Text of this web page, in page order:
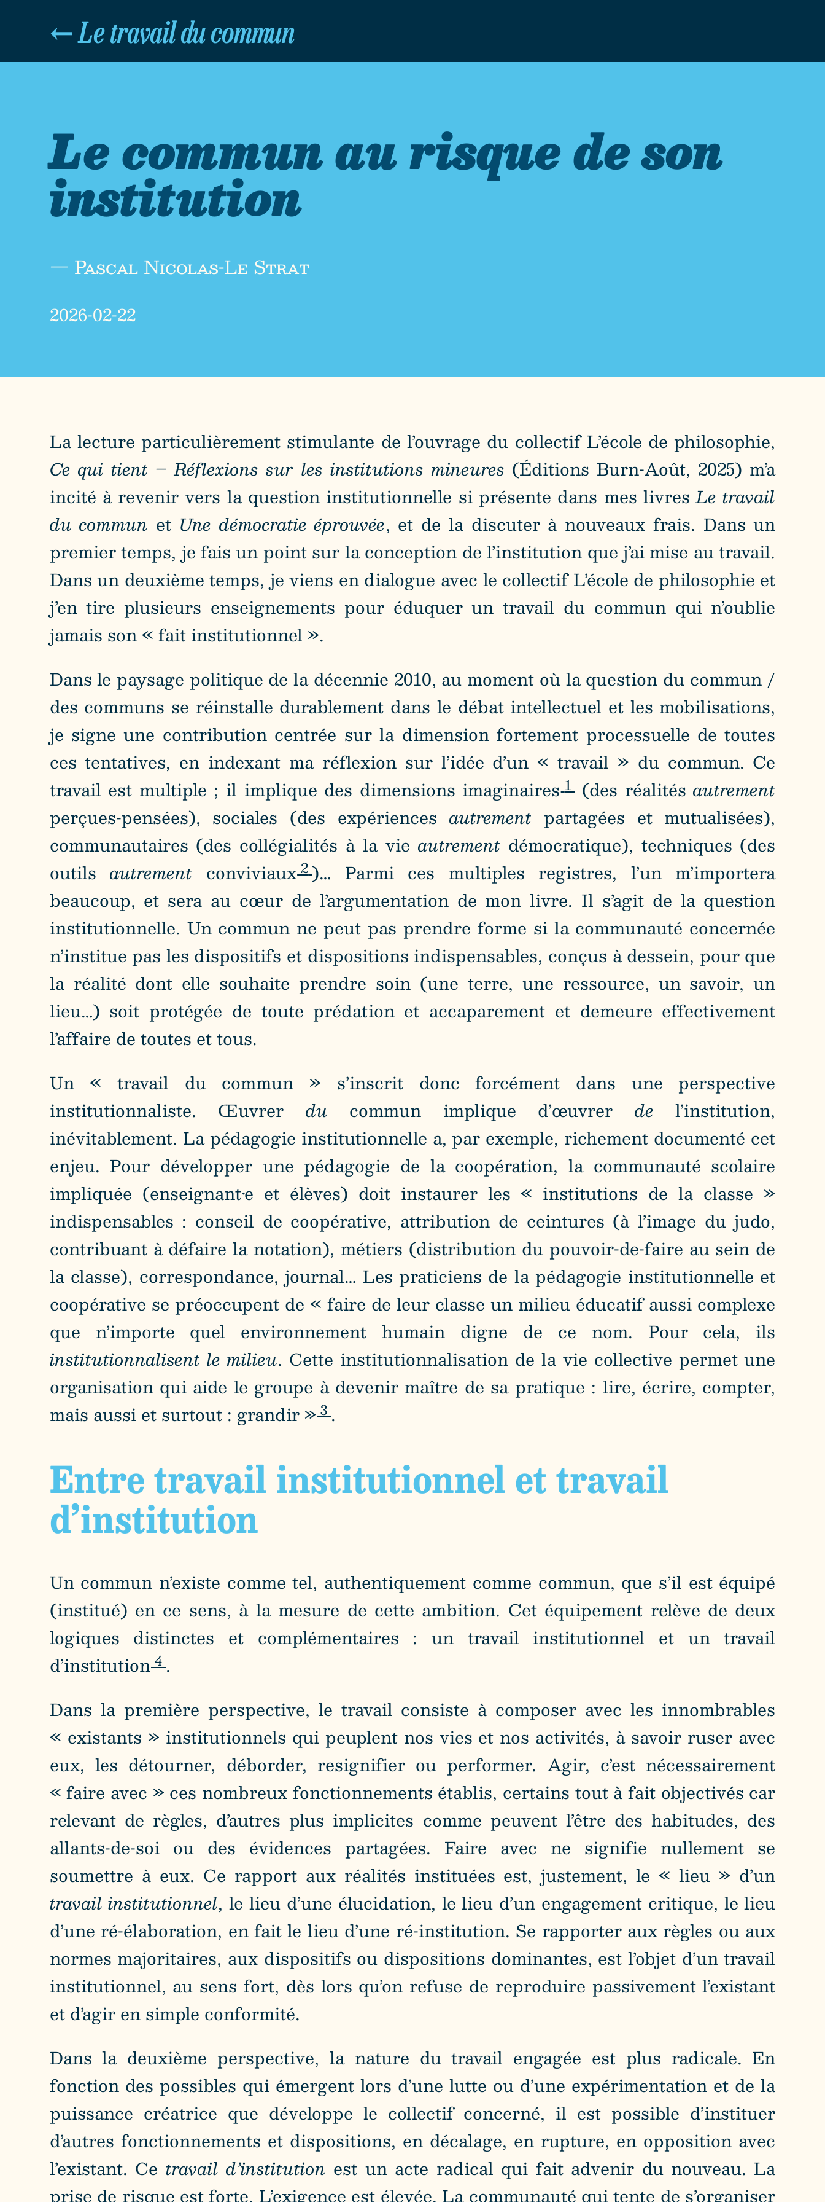
←Le travail du commun
Le commun au risque de son
institution
— Pascal Nicolas-Le Strat
2026-02-22
La lecture particulièrement stimulante de l’ouvrage du collectif L’école de philosophie,
Ce qui tient – Réflexions sur les institutions mineures (Éditions Burn-Août, 2025) m’a
incité à revenir vers la question institutionnelle si présente dans mes livresLe travail
du commun et Une démocratie éprouvée, et de la discuter à nouveaux frais. Dans un
premier temps, je fais un point sur la conception de l’institution que j’ai mise au travail.
Dans un deuxième temps, je viens en dialogue avec le collectif L’école de philosophie et
j’en tire plusieurs enseignements pour éduquer un travail du commun qui n’oublie
jamais son « fait institutionnel ».
Dans le paysage politique de la décennie 2010, au moment où la question du commun /
des communs se réinstalle durablement dans le débat intellectuel et les mobilisations,
je signe une contribution centrée sur la dimension fortement processuelle de toutes
ces tentatives, en indexant ma réflexion sur l’idée d’un « travail » du commun. Ce
travail est multiple ; il implique des dimensions imaginaires 1(des réalitésautrement
perçues-pensées), sociales (des expériences autrement partagées et mutualisées),
communautaires (des collégialités à la vie autrement démocratique), techniques (des
outilsautrement conviviaux 2)… Parmi ces multiples registres, l’un m’importera
beaucoup, et sera au cœur de l’argumentation de mon livre. Il s’agit de la question
institutionnelle. Un commun ne peut pas prendre forme si la communauté concernée
n’institue pas les dispositifs et dispositions indispensables, conçus à dessein, pour que
la réalité dont elle souhaite prendre soin (une terre, une ressource, un savoir, un
lieu…) soit protégée de toute prédation et accaparement et demeure effectivement
l’affaire de toutes et tous.
Un « travail du commun » s’inscrit donc forcément dans une perspective
institutionnaliste. Œuvrer du commun implique d’œuvrer de l’institution,
inévitablement. La pédagogie institutionnelle a, par exemple, richement documenté cet
enjeu. Pour développer une pédagogie de la coopération, la communauté scolaire
impliquée (enseignant·e et élèves) doit instaurer les « institutions de la classe »
indispensables : conseil de coopérative, attribution de ceintures (à l’image du judo,
contribuant à défaire la notation), métiers (distribution du pouvoir-de-faire au sein de
la classe), correspondance, journal… Les praticiens de la pédagogie institutionnelle et
coopérative se préoccupent de « faire de leur classe un milieu éducatif aussi complexe
que n’importe quel environnement humain digne de ce nom. Pour cela, ils
institutionnalisent le milieu. Cette institutionnalisation de la vie collective permet une
organisation qui aide le groupe à devenir maître de sa pratique : lire, écrire, compter,
mais aussi et surtout : grandir » 3 .
Entre travail institutionnel et travail
d’institution
Un commun n’existe comme tel, authentiquement comme commun, que s’il est équipé
(institué) en ce sens, à la mesure de cette ambition. Cet équipement relève de deux
logiques distinctes et complémentaires : un travail institutionnel et un travail
d’institution 4 .
Dans la première perspective, le travail consiste à composer avec les innombrables
« existants » institutionnels qui peuplent nos vies et nos activités, à savoir ruser avec
eux, les détourner, déborder, resignifier ou performer. Agir, c’est nécessairement
« faire avec » ces nombreux fonctionnements établis, certains tout à fait objectivés car
relevant de règles, d’autres plus implicites comme peuvent l’être des habitudes, des
allants-de-soi ou des évidences partagées. Faire avec ne signifie nullement se
soumettre à eux. Ce rapport aux réalités instituées est, justement, le « lieu » d’un
travail institutionnel, le lieu d’une élucidation, le lieu d’un engagement critique, le lieu
d’une ré-élaboration, en fait le lieu d’une ré-institution. Se rapporter aux règles ou aux
normes majoritaires, aux dispositifs ou dispositions dominantes, est l’objet d’un travail
institutionnel, au sens fort, dès lors qu’on refuse de reproduire passivement l’existant
et d’agir en simple conformité.
Dans la deuxième perspective, la nature du travail engagée est plus radicale. En
fonction des possibles qui émergent lors d’une lutte ou d’une expérimentation et de la
puissance créatrice que développe le collectif concerné, il est possible d’instituer
d’autres fonctionnements et dispositions, en décalage, en rupture, en opposition avec
l’existant. Ce travail d’institution est un acte radical qui fait advenir du nouveau. La
prise de risque est forte. L’exigence est élevée. La communauté qui tente de s’organiser